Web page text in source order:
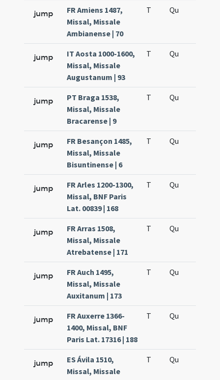
jump
FR Amiens 1487,
Missal, Missale
Ambianense | 70
T Qu
jump
IT Aosta 1000-1600,
Missal, Missale
Augustanum | 93
T Qu
jump
PT Braga 1538,
Missal, Missale
Bracarense | 9
T Qu
jump
FR Besançon 1485,
Missal, Missale
Bisuntinense | 6
T Qu
jump
FR Arles 1200-1300,
Missal, BNF Paris
Lat. 00839 | 168
T Qu
jump
FR Arras 1508,
Missal, Missale
Atrebatense | 171
T Qu
jump
FR Auch 1495,
Missal, Missale
Auxitanum | 173
T Qu
jump
FR Auxerre 1366-
1400, Missal, BNF
Paris Lat. 17316 | 188
T Qu
jump
ES Ávila 1510,
Missal, Missale
T Qu